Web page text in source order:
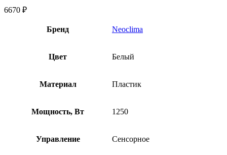
6670 ₽
Бренд Neoclima
Цвет Белый
Материал Пластик
Мощность, Вт 1250
Управление Сенсорное